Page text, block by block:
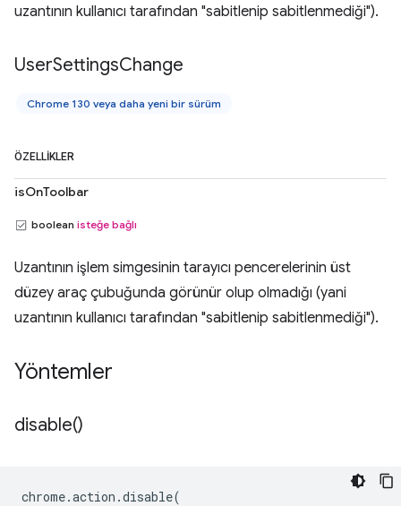
uzantının kullanıcı tarafından "sabitlenip sabitlenmediği").
UserSettingsChange
Chrome 130 veya daha yeni bir sürüm
ÖZELLIKLER
isOnToolbar
boolean isteğe bağlı
Uzantının işlem simgesinin tarayıcı pencerelerinin üst
düzey araç çubuğunda görünür olup olmadığı (yani
uzantının kullanıcı tarafından "sabitlenip sabitlenmediği").
Yöntemler
disable()
chrome.action .disable(